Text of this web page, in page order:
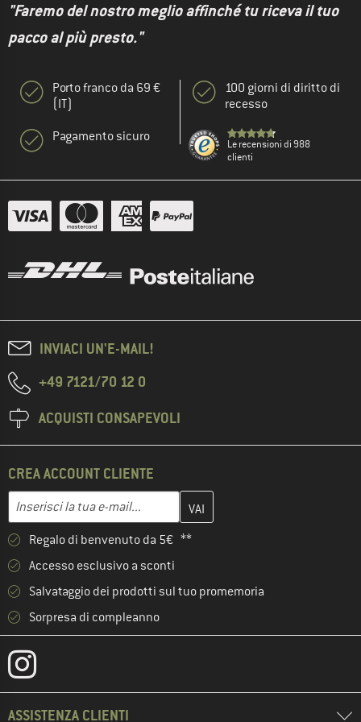
"Faremo del nostro meglio affinché tu riceva il tuo
pacco al più presto."
Porto franco da 69 €
(IT)
Pagamento sicuro
100 giorni di diritto di
recesso
Le recensioni di 988
clienti
INVIACI UN'E-MAIL!
+49 7121/70 12 0
ACQUISTI CONSAPEVOLI
CREA ACCOUNT CLIENTE
Indirizzo e-mail
Inserisci qui il tuo indirizzo e-mail e crea il tuo account cliente
Regalo di benvenuto da 5€ **
Accesso esclusivo a sconti
Salvataggio dei prodotti sul tuo promemoria
Sorpresa di compleanno
ASSISTENZA CLIENTI